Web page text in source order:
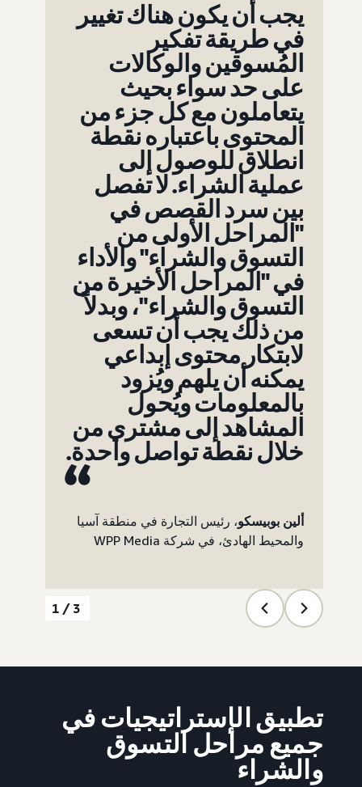
يجب أن يكون هناك تغيير
في طريقة تفكير
المُسوقين والوكالات
على حد سواء بحيث
يتعاملون مع كل جزء من
المحتوى باعتباره نقطة
انطلاق للوصول إلى
عملية الشراء. لا تفصل
بين سرد القصص في
"المراحل الأولى من
التسوق والشراء" والأداء
في "المراحل الأخيرة من
التسوق والشراء"، وبدلاً
من ذلك يجب أن تسعى
لابتكار محتوى إبداعي
يمكنه أن يلهم ويُزود
بالمعلومات ويُحول
المشاهد إلى مشتري من
خلال نقطة تواصل واحدة.
ألين بوبيسكو، رئيس التجارة في منطقة آسيا
والمحيط الهادئ، في شركة WPP Media
1/3
تطبيق الإستراتيجيات في
جميع مراحل التسوق
والشراء